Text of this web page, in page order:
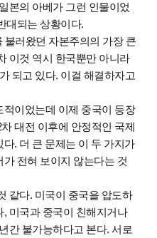
본의 아베가 그런 인물이었
대되는 상황이다.
불러왔던 자본주의의 가장 큰
이것 역시 한국뿐만 아니라
되고 있다. 이걸 해결하자고
이었는데 이제 중국이 등장
대전 이후에 안정적인 국제
. 더 큰 문제는 이 두 가지가
전혀 보이지 않는다는 것
같다. 미국이 중국을 압도하
미국과 중국이 친해지거나
간 불가능하다고 본다. 서로